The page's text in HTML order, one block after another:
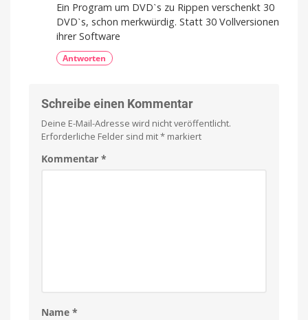
Ein Program um DVDˋs zu Rippen verschenkt 30
DVDˋs, schon merkwürdig. Statt 30 Vollversionen
ihrer Software
Antworten
Schreibe einen Kommentar
Deine E-Mail-Adresse wird nicht veröffentlicht.
Erforderliche Felder sind mit* markiert
Kommentar *
Name *